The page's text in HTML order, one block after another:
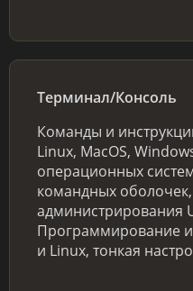
Терминал/Консоль
Команды и
Linux, MacOS,
операционных
командных
администрирования
Программирование
и Linux, тонкая